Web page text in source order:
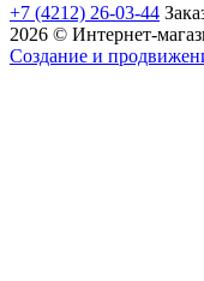
+7 (4212) 26-03-44
2026 © Интернет-
Создание и